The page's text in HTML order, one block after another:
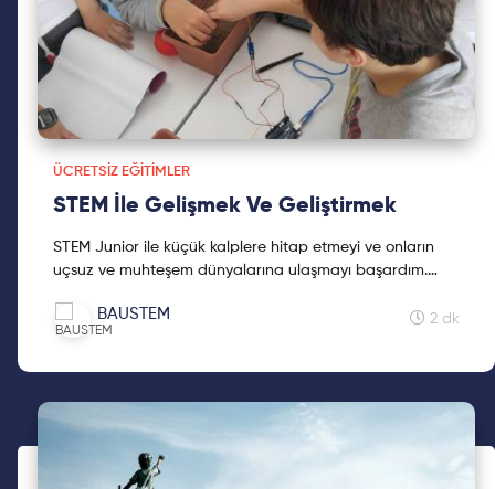
ÜCRETSIZ EĞITIMLER
STEM İle Gelişmek Ve Geliştirmek
STEM Junior ile küçük kalplere hitap etmeyi ve onların
uçsuz ve muhteşem dünyalarına ulaşmayı başardım.
BAUSTEM 2 dk